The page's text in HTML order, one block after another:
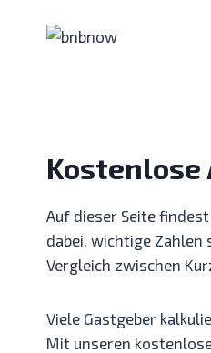
Kostenlose
Auf dieser Seite
dabei, wichtige Zahlen
Vergleich zwischen
Viele Gastgeber
Mit unseren